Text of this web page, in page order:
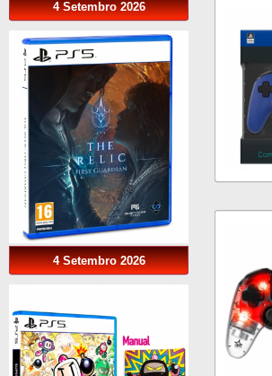
4 Setembro 2026
4 Setembro 2026